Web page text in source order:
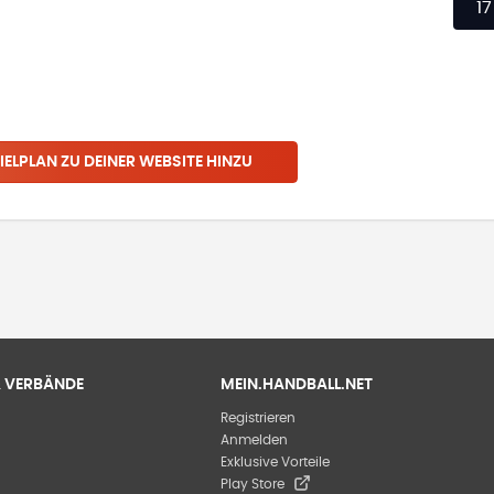
17
ZU DEINER WEBSITE HINZU
VERBÄNDE MEIN.HANDBALL.NET
Registrieren
Anmelden
Exklusive Vorteile
Play Store